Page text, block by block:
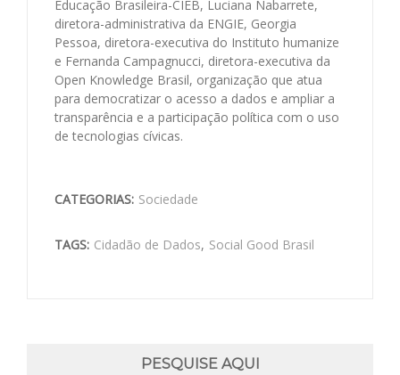
Educação Brasileira-CIEB, Luciana Nabarrete,
diretora-administrativa da ENGIE, Georgia
Pessoa, diretora-executiva do Instituto humanize
e Fernanda Campagnucci, diretora-executiva da
Open Knowledge Brasil, organização que atua
para democratizar o acesso a dados e ampliar a
transparência e a participação política com o uso
de tecnologias cívicas.
CATEGORIAS: Sociedade
TAGS: Cidadão de Dados, Social Good Brasil
PESQUISE AQUI